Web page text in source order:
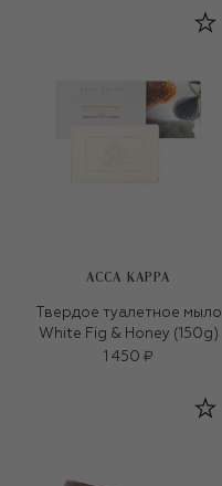
ACCA KAPPA
Твердое туалетное мыло
White Fig & Honey (150g)
1 450 ₽